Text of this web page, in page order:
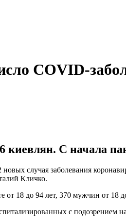
COVID-
киевлян. С начала
случая заболевания
Кличко.
18 до 94 лет, 370 мужчин от 18
с